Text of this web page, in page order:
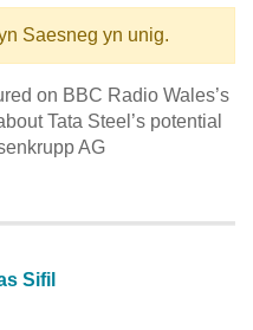
Saesneg yn unig.
on BBC Radio Wales’s
Tata Steel’s potential
AG
Sifil